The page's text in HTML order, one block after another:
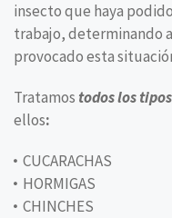
insecto que haya
trabajo, determinando
provocado esta
Tratamos todos los
ellos:
CUCARACHAS
HORMIGAS
CHINCHES